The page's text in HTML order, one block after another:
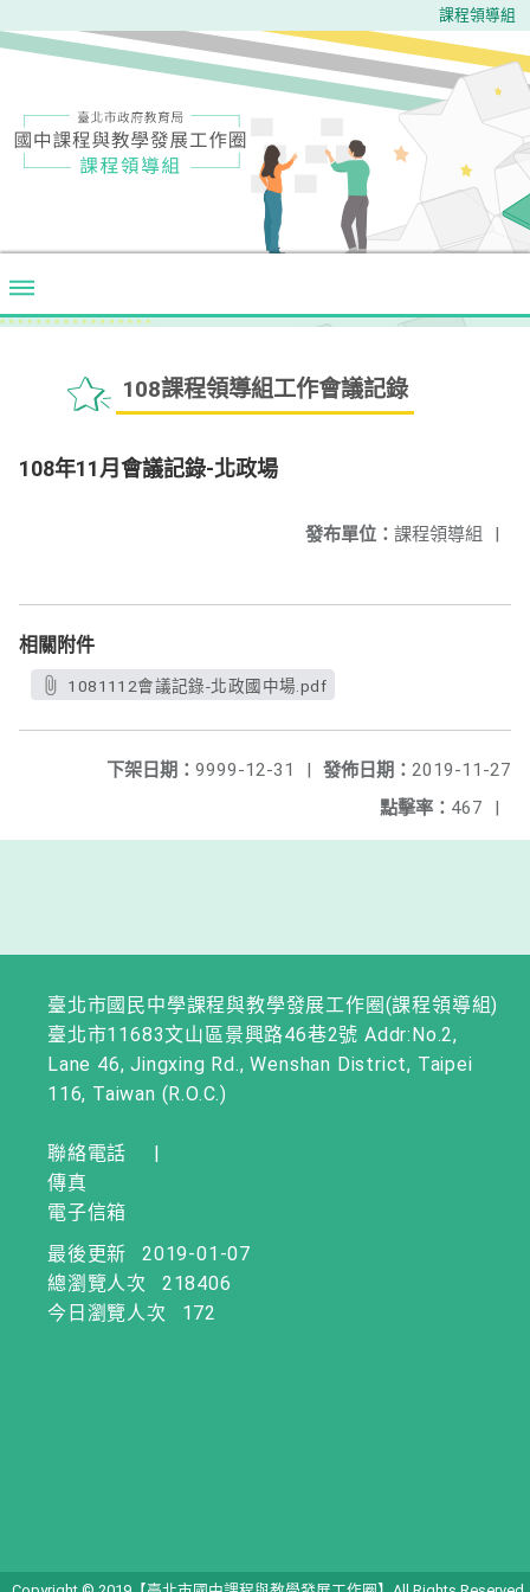
課程領導組
108課程領導組工作會議記錄
108年11月會議記錄-北政場
發布單位： 課程領導組 |
相關附件
1081112會議記錄-北政國中場.pdf
發佈日期： 2019-11-27
下架日期： 9999-12-31
|
點擊率： 467 |
臺北市國民中學課程與教學發展工作圈(課程領導組)
臺北市11683文山區景興路46巷2號 Addr:No.2,
Lane 46, Jingxing Rd., Wenshan District, Taipei
116, Taiwan (R.O.C.)
聯絡電話
|
傳真
電子信箱
最後更新
2019-01-07
總瀏覽人次
218406
今日瀏覽人次
172